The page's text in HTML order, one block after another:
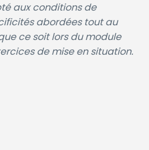
aux conditions de
abordées tout au
ce soit lors du module
de mise en situation.